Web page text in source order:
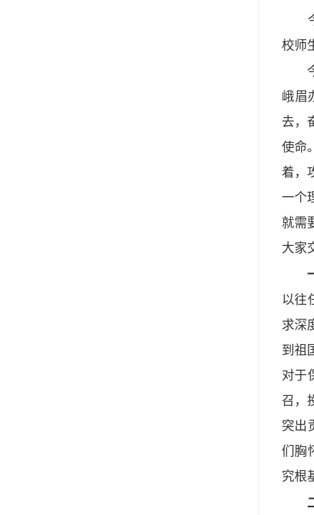
今
校师
今
峨眉
去，
使命
着，
一个
就需
大家
一
以往
求深
到祖
对于
召，
突出
们胸
究根
二